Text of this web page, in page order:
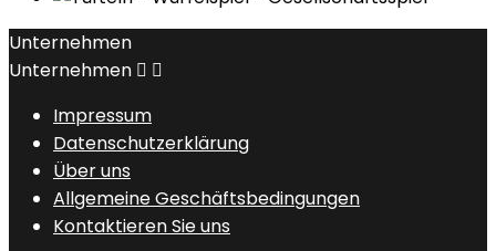
Unternehmen
Unternehmen  
Impressum
Datenschutzerklärung
Über uns
Allgemeine Geschäftsbedingungen
Kontaktieren Sie uns